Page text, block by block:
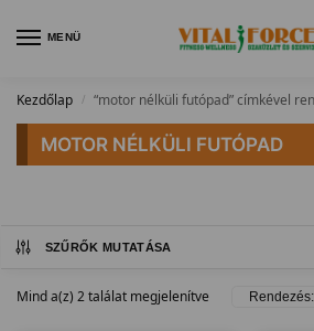
MENÜ
Kezdőlap / “motor nélküli futópad” címkével
MOTOR NÉLKÜLI FUTÓPAD
SZŰRŐK MUTATÁSA
Mind a(z) 2 találat megjelenítve